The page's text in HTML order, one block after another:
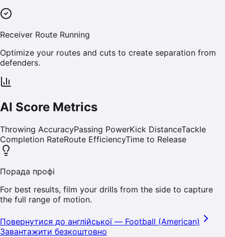
Receiver Route Running
Optimize your routes and cuts to create separation from
defenders.
AI Score Metrics
Throwing AccuracyPassing PowerKick DistanceTackle
Completion RateRoute EfficiencyTime to Release
Порада профі
For best results, film your drills from the side to capture
the full range of motion.
Повернутися до англійської— Football (American)
Завантажити безкоштовно